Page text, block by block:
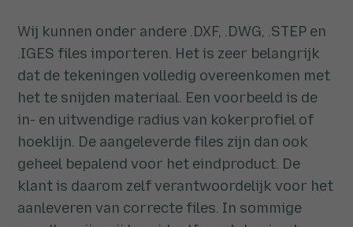
Wij kunnen onder andere .DXF, .DWG, .STEP en
.IGES files importeren. Het is zeer belangrijk
dat de tekeningen volledig overeenkomen met
het te snijden materiaal. Een voorbeeld is de
in- en uitwendige radius van kokerprofiel of
hoeklijn. De aangeleverde files zijn dan ook
geheel bepalend voor het eindproduct. De
klant is daarom zelf verantwoordelijk voor het
aanleveren van correcte files. In sommige